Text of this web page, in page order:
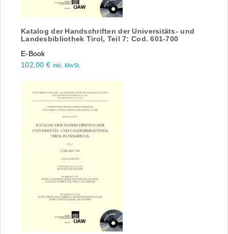
Katalog der Handschriften der Universitäts- und
Landesbibliothek Tirol, Teil 7: Cod. 601-700
E-Book
102,00 € inkl. MwSt.